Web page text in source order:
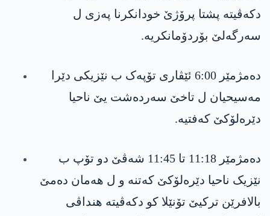
دكه‌ڤیته‌ پشتا پرۆژێ خودانكرنا په‌زی ل
سه‌رگه‌لێ بۆردۆمانکریه‌.
دەمژمێر 6:00 ئێڤاری تۆپەک ب نێزیکی دێرا
مەسیحيان ل تاخێ سەردەشت یێ ناحيا
دێرەلۆکێ کەفتيە.
دەمژمێر 11:18 تا 11:45 شه‌ڤێ دو تۆپ ب
نێزیک ناحيا دێرەلۆکێ كه‌تنه‌ و ل هه‌مان دەمێ
بالافرێن تركیێ تۆنێلا كو دكه‌ڤیته‌ هنداڤی